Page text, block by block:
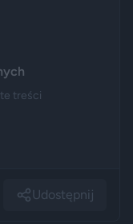
treści
Udostępnij